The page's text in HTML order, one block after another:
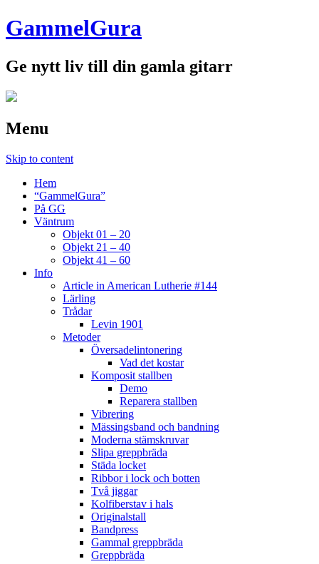
GammelGura
Ge nytt liv till din gamla gitarr
Menu
Skip to content
Hem
“GammelGura”
På GG
Väntrum
Objekt 01 – 20
Objekt 21 – 40
Objekt 41 – 60
Info
Article in American Lutherie #144
Lärling
Trådar
Levin 1901
Metoder
Översadelintonering
Vad det kostar
Komposit stallben
Demo
Reparera stallben
Vibrering
Mässingsband och bandning
Moderna stämskruvar
Slipa greppbräda
Städa locket
Ribbor i lock och botten
Två jiggar
Kolfiberstav i hals
Originalstall
Bandpress
Gammal greppbräda
Greppbräda